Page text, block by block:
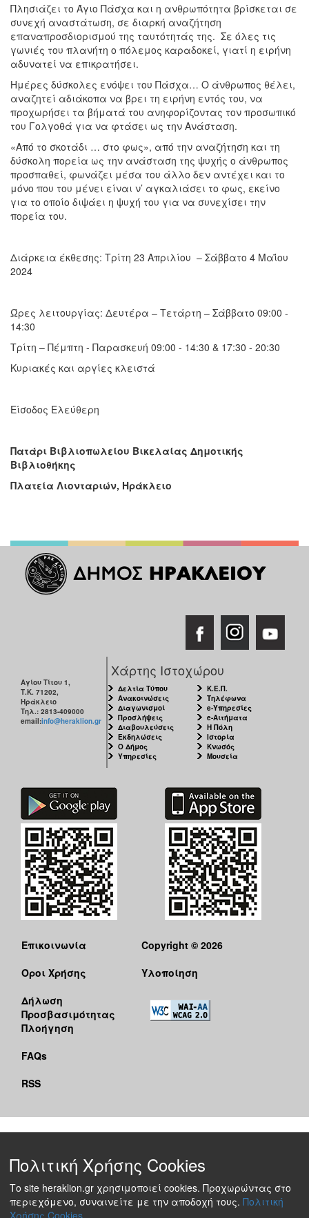
Πλησιάζει το Άγιο Πάσχα και η ανθρωπότητα βρίσκεται σε
συνεχή αναστάτωση, σε διαρκή αναζήτηση
επαναπροσδιορισμού της ταυτότητάς της. Σε όλες τις
γωνιές του πλανήτη ο πόλεμος καραδοκεί, γιατί η ειρήνη
αδυνατεί να επικρατήσει.
Ημέρες δύσκολες ενόψει του Πάσχα… Ο άνθρωπος θέλει,
αναζητεί αδιάκοπα να βρει τη ειρήνη εντός του, να
προχωρήσει τα βήματά του ανηφορίζοντας τον προσωπικό
του Γολγοθά για να φτάσει ως την Ανάσταση.
«Από το σκοτάδι … στο φως», από την αναζήτηση και τη
δύσκολη πορεία ως την ανάσταση της ψυχής ο άνθρωπος
προσπαθεί, φωνάζει μέσα του άλλο δεν αντέχει και το
μόνο που του μένει είναι ν’ αγκαλιάσει το φως, εκείνο
για το οποίο διψάει η ψυχή του για να συνεχίσει την
πορεία του.
Διάρκεια έκθεσης: Τρίτη 23 Απριλίου – Σάββατο 4 Μαΐου
2024
Ώρες λειτουργίας: Δευτέρα – Τετάρτη – Σάββατο 09:00 -
14:30
Τρίτη – Πέμπτη - Παρασκευή 09:00 - 14:30 & 17:30 - 20:30
Κυριακές και αργίες κλειστά
Είσοδος Ελεύθερη
Πατάρι Βιβλιοπωλείου Βικελαίας Δημοτικής
Βιβλιοθήκης
Πλατεία Λιονταριών, Ηράκλειο
Αγίου Τίτου 1,
Τ.Κ. 71202,
Ηράκλειο
Τηλ.: 2813-409000
email:info@heraklion.gr
Χάρτης Ιστοχώρου
Δελτία Τύπου
Ανακοινώσεις
Διαγωνισμοί
Προσλήψεις
Διαβουλεύσεις
Εκδηλώσεις
Ο Δήμος
Υπηρεσίες
Κ.Ε.Π.
Τηλέφωνα
e-Υπηρεσίες
e-Αιτήματα
Η Πόλη
Ιστορία
Κνωσός
Μουσεία
Επικοινωνία
Όροι Χρήσης
Δήλωση
Προσβασιμότητας
Πλοήγηση
FAQs
RSS
Copyright © 2026
Υλοποίηση
Πολιτική Χρήσης Cookies
Το site heraklion.gr χρησιμοποιεί cookies. Προχωρώντας στο
περιεχόμενο, συναινείτε με την αποδοχή τους. Πολιτική
Χρήσης Cookies